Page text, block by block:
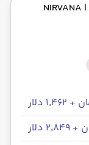
| NIRVANA